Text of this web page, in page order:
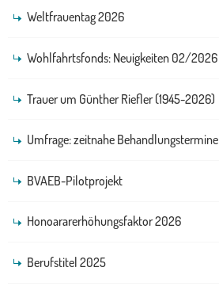
Weltfrauentag 2026
Wohlfahrtsfonds: Neuigkeiten 02/2026
Trauer um Günther Riefler (1945-2026)
Umfrage: zeitnahe Behandlungstermine
BVAEB-Pilotprojekt
Honoararerhöhungsfaktor 2026
Berufstitel 2025